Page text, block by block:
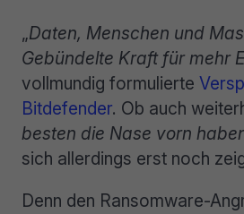
„Daten, Menschen und
Gebündelte Kraft für mehr
vollmundig formulierte
Bitdefender. Ob auch
besten die Nase vorn
sich allerdings erst noch
Denn den Ransomware-